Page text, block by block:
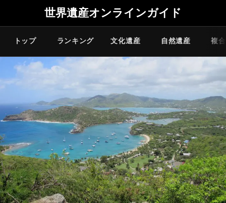
世界遺産オンラインガイド
トップ ランキング 文化遺産 自然遺産 複